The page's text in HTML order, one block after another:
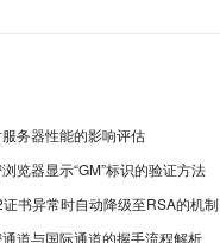
务器性能的影响评估
览器显示“GM”标识的验证方法
书异常时自动降级至RSA的机制
道与国际通道的握手流程解析